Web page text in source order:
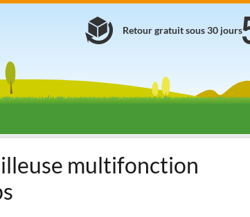
Retour gratuit sous 30 jours
multifonction